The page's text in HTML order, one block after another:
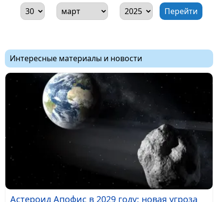
Интересные материалы и новости
Астероид Апофис в 2029 году: новая угроза